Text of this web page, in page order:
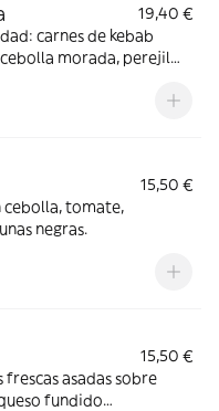
19,40 €
carnes de kebab
morada, perejil
15,50 €
cebolla, tomate,
negras.
15,50 €
frescas asadas sobre
fundido